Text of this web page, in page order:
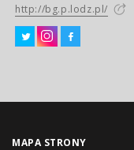
http://bg.p.lodz.pl/
MAPA STRONY